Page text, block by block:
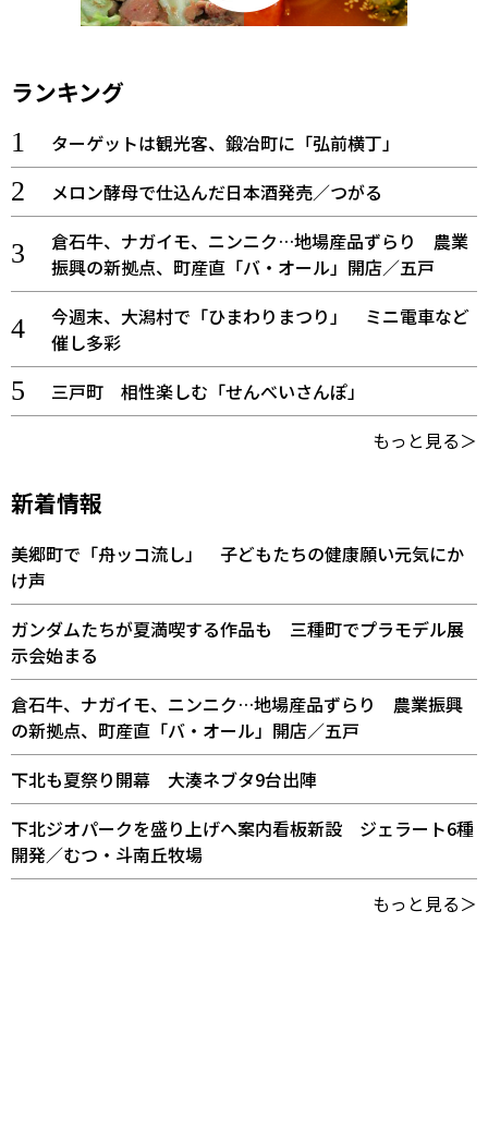
ランキング
ターゲットは観光客、鍛冶町に「弘前横丁」
メロン酵母で仕込んだ日本酒発売／つがる
倉石牛、ナガイモ、ニンニク…地場産品ずらり 農業
振興の新拠点、町産直「バ・オール」開店／五戸
今週末、大潟村で「ひまわりまつり」 ミニ電車など
催し多彩
三戸町 相性楽しむ「せんべいさんぽ」
もっと見る＞
新着情報
美郷町で「舟ッコ流し」 子どもたちの健康願い元気にか
け声
ガンダムたちが夏満喫する作品も 三種町でプラモデル展
示会始まる
倉石牛、ナガイモ、ニンニク…地場産品ずらり 農業振興
の新拠点、町産直「バ・オール」開店／五戸
下北も夏祭り開幕 大湊ネブタ9台出陣
下北ジオパークを盛り上げへ案内看板新設 ジェラート6種
開発／むつ・斗南丘牧場
もっと見る＞